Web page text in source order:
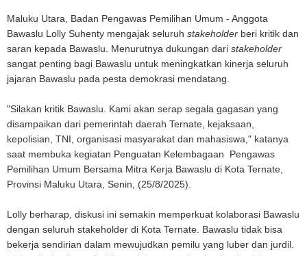
Maluku Utara, Badan Pengawas Pemilihan Umum - Anggota
Bawaslu Lolly Suhenty mengajak seluruh stakeholder beri kritik dan
saran kepada Bawaslu. Menurutnya dukungan dari stakeholder
sangat penting bagi Bawaslu untuk meningkatkan kinerja seluruh
jajaran Bawaslu pada pesta demokrasi mendatang.
"Silakan kritik Bawaslu. Kami akan serap segala gagasan yang
disampaikan dari pemerintah daerah Ternate, kejaksaan,
kepolisian, TNI, organisasi masyarakat dan mahasiswa," katanya
saat membuka kegiatan Penguatan Kelembagaan Pengawas
Pemilihan Umum Bersama Mitra Kerja Bawaslu di Kota Ternate,
Provinsi Maluku Utara, Senin, (25/8/2025).
Lolly berharap, diskusi ini semakin memperkuat kolaborasi Bawaslu
dengan seluruh stakeholder di Kota Ternate. Bawaslu tidak bisa
bekerja sendirian dalam mewujudkan pemilu yang luber dan jurdil.